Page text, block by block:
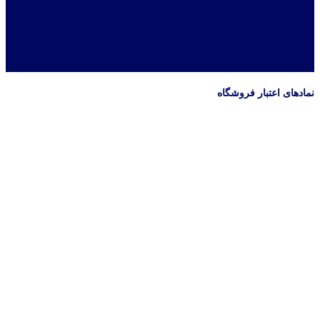
نمادهای اعتبار فروشگاه